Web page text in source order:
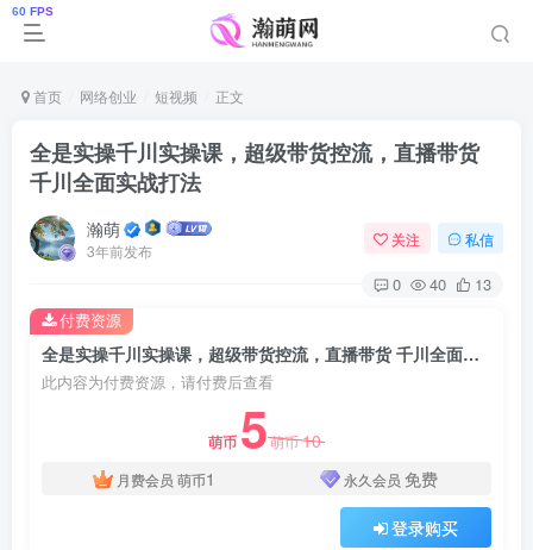
首页 网络创业 短视频 正文
全是实操千川实操课，超级带货控流，直播带货
千川全面实战打法
瀚萌
3年前发布
关注 私信
0 40 13
全是实操千川实操课，超级带货控流，直播带货 千川全面实战打法
此内容为付费资源，请付费后查看
萌币 5萌币10
月费会员 萌币1 永久会员 免费
登录购买
付费资源